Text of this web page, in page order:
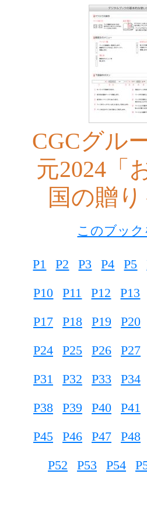
CGCグル
元2024「
国の贈り
このブック
P1 P2 P3 P4 P5
P10
P11 P12 P13
P17
P18 P19 P20
P24
P25 P26 P27
P31
P32 P33 P34
P38
P39 P40 P41
P45
P46 P47 P48
P52
P53 P54